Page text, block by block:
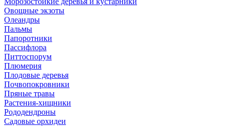
Овощные экзоты
Олеандры
Пальмы
Папоротники
Пассифлора
Питтоспорум
Плюмерия
Плодовые деревья
Почвопокровники
Пряные травы
Растения-хищники
Рододендроны
Садовые орхидеи